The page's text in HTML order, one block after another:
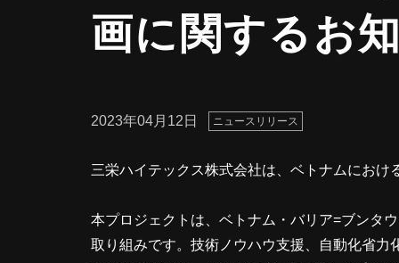
画に関するお
2023年04月12日 ニュースリリース
三栄ハイテックス株式会社は、ベトナムにお
本プロジェクトは、ベトナム・バリア=ブンタ
取り組みです。技術ノウハウ支援、自動化省